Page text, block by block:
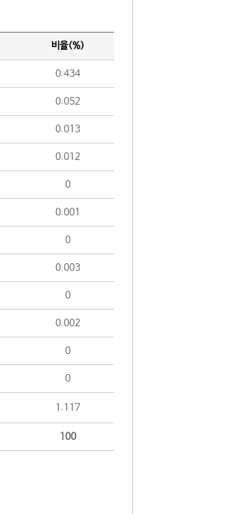
비율(%)
0.434
0.052
0.013
0.012
0
0.001
0
0.003
0
0.002
0
0
1.117
100